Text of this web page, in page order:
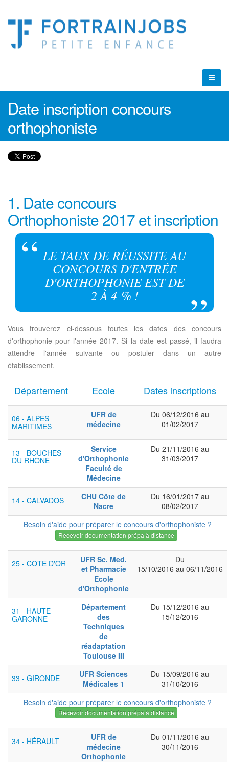
Date inscription concours
orthophoniste
1. Date concours
Orthophoniste 2017 et inscription
LE TAUX DE RÉUSSITE AU
CONCOURS D'ENTRÉE
D'ORTHOPHONIE EST DE
2 À 4 % !
Vous trouverez ci-dessous toutes les dates des concours
d'orthophonie pour l'année 2017. Si la date est passé, il faudra
attendre l'année suivante ou postuler dans un autre
établissement.
Département Ecole Dates inscriptions
06 - ALPES
MARITIMES
UFR de
médecine
Du 06/12/2016 au
01/02/2017
13 - BOUCHES
DU RHÔNE
Service
d'Orthophonie
Faculté de
Médecine
Du 21/11/2016 au
31/03/2017
14 - CALVADOS
CHU Côte de
Nacre
Du 16/01/2017 au
08/02/2017
Besoin d'aide pour préparer le concours d'orthophoniste ?
Recevoir documentation prépa à distance
25 - CÔTE D'OR
UFR Sc. Med.
et Pharmacie
Ecole
d'Orthophonie
Du
15/10/2016 au 06/11/2016
31 - HAUTE
GARONNE
Département
des
Techniques
de
réadaptation
Toulouse III
Du 15/12/2016 au
15/12/2016
33 - GIRONDE
UFR Sciences
Médicales 1
Du 15/09/2016 au
31/10/2016
Besoin d'aide pour préparer le concours d'orthophoniste ?
Recevoir documentation prépa à distance
34 - HÉRAULT
UFR de
médecine
Orthophonie
Du 01/11/2016 au
30/11/2016